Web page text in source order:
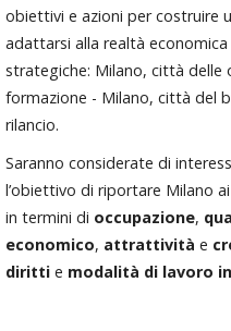
obiettivi e azioni per costruire
adattarsi alla realtà
strategiche: Milano, città
formazione - Milano, città del
rilancio.
Saranno considerate di
l’obiettivo di riportare Milano
in termini di occupazione,
economico, attrattività e
diritti e modalità di lavoro